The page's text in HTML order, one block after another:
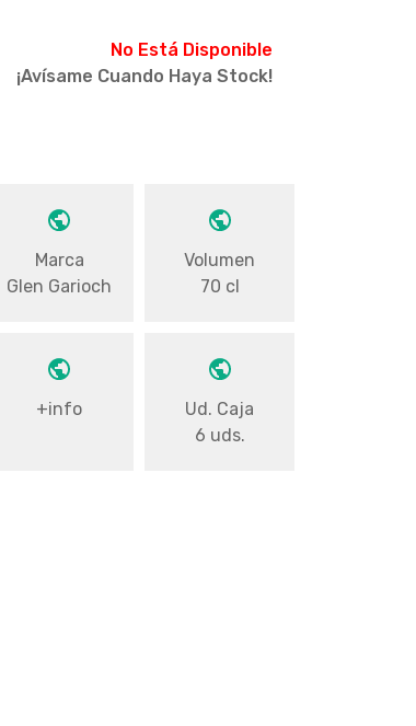
No Está Disponible
¡Avísame Cuando Haya Stock!
Marca
Glen Garioch
Volumen
70 cl
+info
Ud. Caja
6 uds.